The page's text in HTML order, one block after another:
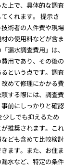
上で、具体的な調査
くれます。 提示さ
術者の人件費や現場
の使用料などが含ま
漏水調査費用」は、
用であり、その後の
という点です。調査
めて修理にかかる費
する際には、調査費
前にしっかりと確認
少しでも抑えるため
推奨されます。これ
ども含めて比較検討
ます。また、お住ま
水など、特定の条件